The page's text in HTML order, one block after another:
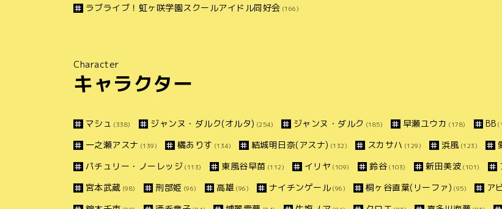
ラブライブ！虹ヶ咲学園スクールアイドル同好会 (166)
Character
キャラクター
マシュ (338) ジャンヌ・ダルク(オルタ) (254) ジャンヌ・ダルク (185) 早瀬ユウカ (178) BB
一之瀬アスナ (139) 橘ありす (134) 結城明日奈(アスナ) (132) スカサハ (129) 浜風 (123)
パチュリー・ノーレッジ (113) 東風谷早苗 (112) イリヤ (109) 鈴谷 (103) 新田美波 (101)
宮本武蔵 (98) 刑部姫 (96) 高雄 (96) ナイチンゲール (96) 桐ヶ谷直葉(リーファ) (95) ア